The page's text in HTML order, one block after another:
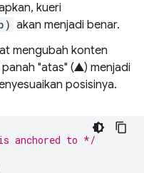
kueri
akan menjadi benar.
mengubah konten
"atas" (▲) menjadi
posisinya.
anchored to */